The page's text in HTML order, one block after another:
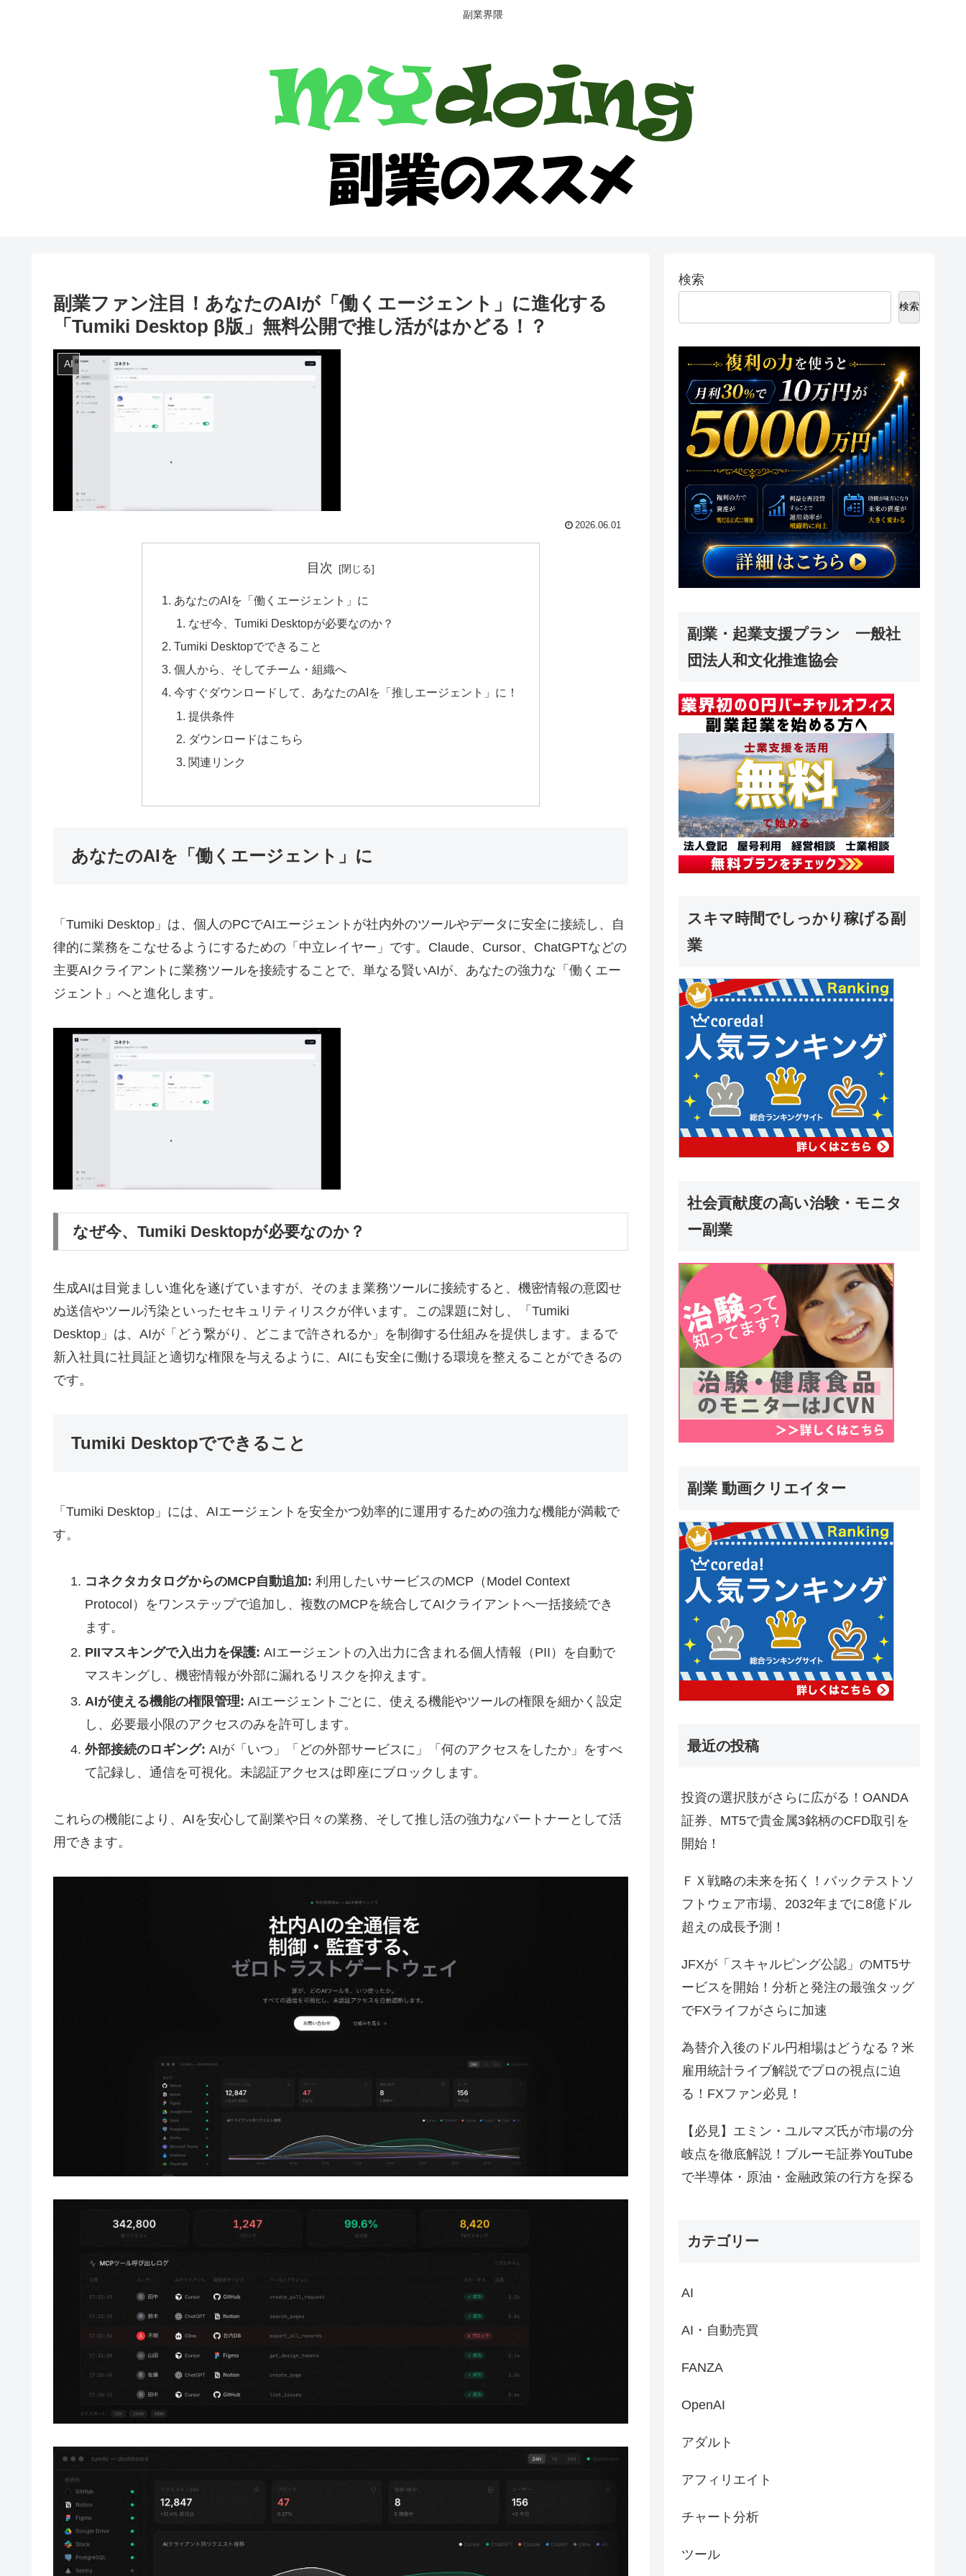
副業界隈
副業ファン注目！あなたのAIが「働くエージェント」に進化する
「Tumiki Desktop β版」無料公開で推し活がはかどる！？
AI
2026.06.01
目次
あなたのAIを「働くエージェント」に
なぜ今、Tumiki Desktopが必要なのか？
Tumiki Desktopでできること
個人から、そしてチーム・組織へ
今すぐダウンロードして、あなたのAIを「推しエージェント」に！
提供条件
ダウンロードはこちら
関連リンク
あなたのAIを「働くエージェント」に
「Tumiki Desktop」は、個人のPCでAIエージェントが社内外のツールやデータに安全に接続し、自
律的に業務をこなせるようにするための「中立レイヤー」です。Claude、Cursor、ChatGPTなどの
主要AIクライアントに業務ツールを接続することで、単なる賢いAIが、あなたの強力な「働くエー
ジェント」へと進化します。
なぜ今、Tumiki Desktopが必要なのか？
生成AIは目覚ましい進化を遂げていますが、そのまま業務ツールに接続すると、機密情報の意図せ
ぬ送信やツール汚染といったセキュリティリスクが伴います。この課題に対し、「Tumiki
Desktop」は、AIが「どう繋がり、どこまで許されるか」を制御する仕組みを提供します。まるで
新入社員に社員証と適切な権限を与えるように、AIにも安全に働ける環境を整えることができるの
です。
Tumiki Desktopでできること
「Tumiki Desktop」には、AIエージェントを安全かつ効率的に運用するための強力な機能が満載で
す。
コネクタカタログからのMCP自動追加: 利用したいサービスのMCP（Model Context
Protocol）をワンステップで追加し、複数のMCPを統合してAIクライアントへ一括接続でき
ます。
PIIマスキングで入出力を保護: AIエージェントの入出力に含まれる個人情報（PII）を自動で
マスキングし、機密情報が外部に漏れるリスクを抑えます。
AIが使える機能の権限管理: AIエージェントごとに、使える機能やツールの権限を細かく設定
し、必要最小限のアクセスのみを許可します。
外部接続のロギング: AIが「いつ」「どの外部サービスに」「何のアクセスをしたか」をすべ
て記録し、通信を可視化。未認証アクセスは即座にブロックします。
これらの機能により、AIを安心して副業や日々の業務、そして推し活の強力なパートナーとして活
用できます。
検索
検索
副業・起業支援プラン 一般社
団法人和文化推進協会
スキマ時間でしっかり稼げる副
業
社会貢献度の高い治験・モニタ
ー副業
副業 動画クリエイター
最近の投稿
投資の選択肢がさらに広がる！OANDA
証券、MT5で貴金属3銘柄のCFD取引を
開始！
ＦＸ戦略の未来を拓く！バックテストソ
フトウェア市場、2032年までに8億ドル
超えの成長予測！
JFXが「スキャルピング公認」のMT5サ
ービスを開始！分析と発注の最強タッグ
でFXライフがさらに加速
為替介入後のドル円相場はどうなる？米
雇用統計ライブ解説でプロの視点に迫
る！FXファン必見！
【必見】エミン・ユルマズ氏が市場の分
岐点を徹底解説！ブルーモ証券YouTube
で半導体・原油・金融政策の行方を探る
カテゴリー
AI
AI・自動売買
FANZA
OpenAI
アダルト
アフィリエイト
チャート分析
ツール